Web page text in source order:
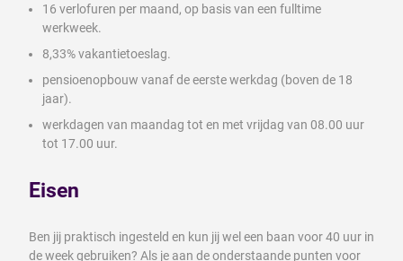
16 verlofuren per maand, op basis van een fulltime
werkweek.
8,33% vakantietoeslag.
pensioenopbouw vanaf de eerste werkdag (boven de 18
jaar).
werkdagen van maandag tot en met vrijdag van 08.00 uur
tot 17.00 uur.
Eisen
Ben jij praktisch ingesteld en kun jij wel een baan voor 40 uur in
de week gebruiken? Als je aan de onderstaande punten voor